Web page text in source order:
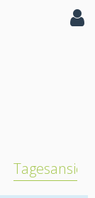
Tagesansicht